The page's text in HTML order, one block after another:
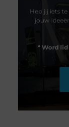
Heb jij iets
jouw
❝ Word lid